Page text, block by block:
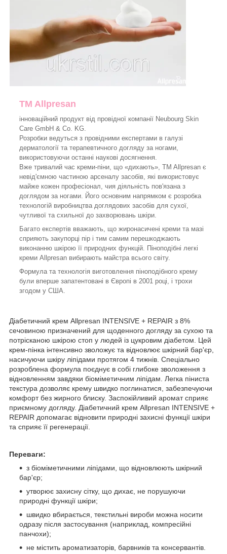
TM Allpresan
інноваційний продукт від провідної компанії Neubourg Skin
Care GmbH & Co. KG.
Розробки ведуться з провідними експертами в галузі
дерматології та терапевтичного догляду за ногами,
використовуючи останні наукові досягнення.
Вже тривалий час креми-піни, що «дихають», TM Allpresan є
невід'ємною частиною арсеналу засобів, які використовує
майже кожен професіонал, чия діяльність пов'язана з
доглядом за ногами. Його основним напрямком є розробка
технологій виробництва доглядових засобів для сухої,
чутливої та схильної до захворювань шкіри.
Багато експертів вважають, що жиронасичені креми та мазі
сприяють закупорці пір і тим самим перешкоджають
виконанню шкірою її природних функцій. Піноподібні легкі
креми Allpresan вибирають майстра всього світу.
Формула та технологія виготовлення піноподібного крему
були вперше запатентовані в Європі в 2001 році, і трохи
згодом у США.
Діабетичний крем Allpresan INTENSIVE + REPAIR з 8%
сечовиною призначений для щоденного догляду за сухою та
потрісканою шкірою стоп у людей із цукровим діабетом. Цей
крем-пінка інтенсивно зволожує та відновлює шкірний бар'єр,
насичуючи шкіру ліпідами протягом 4 тижнів. Спеціально
розроблена формула поєднує в собі глибоке зволоження з
відновленням завдяки біоміметичним ліпідам. Легка піниста
текстура дозволяє крему швидко поглинатися, забезпечуючи
комфорт без жирного блиску. Заспокійливий аромат сприяє
приємному догляду. Діабетичний крем Allpresan INTENSIVE +
REPAIR допомагає відновити природні захисні функції шкіри
та сприяє її регенерації.
Переваги:
з біоміметичними ліпідами, що відновлюють шкірний
бар'єр;
утворює захисну сітку, що дихає, не порушуючи
природні функції шкіри;
швидко вбирається, текстильні вироби можна носити
одразу після застосування (наприклад, компресійні
панчохи);
не містить ароматизаторів, барвників та консервантів.